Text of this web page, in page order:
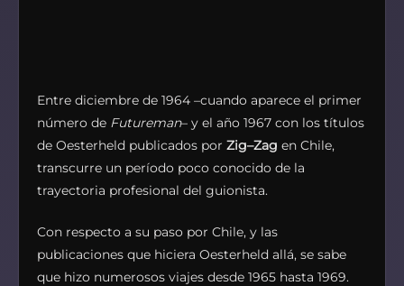
Entre diciembre de 1964 –cuando aparece el primer
número de Futureman– y el año 1967 con los títulos
de Oesterheld publicados por Zig–Zag en Chile,
transcurre un período poco conocido de la
trayectoria profesional del guionista.
Con respecto a su paso por Chile, y las
publicaciones que hiciera Oesterheld allá, se sabe
que hizo numerosos viajes desde 1965 hasta 1969.